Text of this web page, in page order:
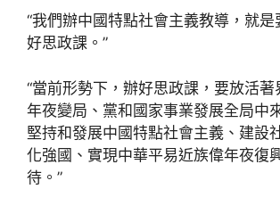
“我們辦中國特點社會主義教導，就是
好思政課。”
“當前形勢下，辦好思政課，要放活著
年夜變局、黨和國家事業發展全局中
堅持和發展中國特點社會主義、建設
化強國、實現中華平易近族偉年夜復
待。”